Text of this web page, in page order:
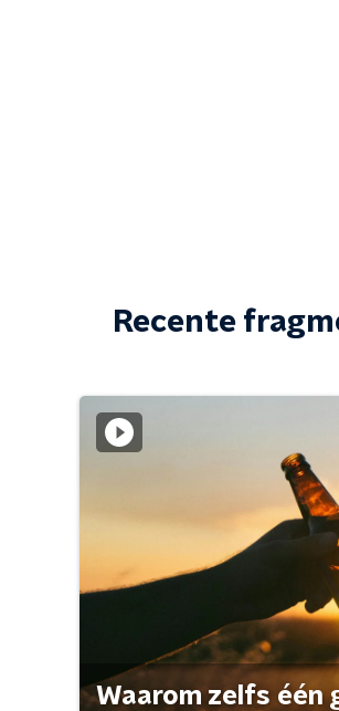
Recente
Waarom zelfs één